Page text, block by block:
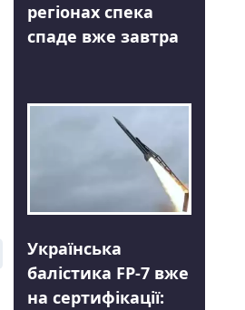
регіонах спека
спаде вже завтра
Українська
балістика FP-7 вже
на сертифікації: